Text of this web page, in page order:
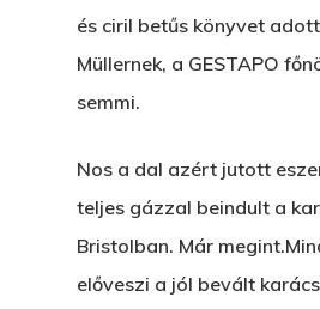
és ciril betűs könyvet
Müllernek, a GESTAPO
semmi.
Nos a dal azért jutott
teljes gázzal beindult a
Bristolban. Már
előveszi a jól bevált